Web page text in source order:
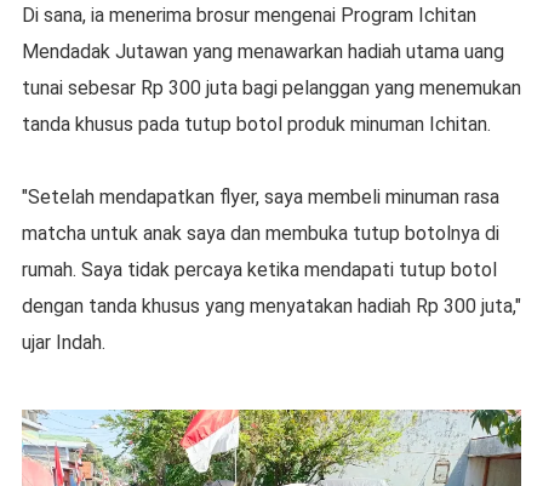
Di sana, ia menerima brosur mengenai Program Ichitan
Mendadak Jutawan yang menawarkan hadiah utama uang
tunai sebesar Rp 300 juta bagi pelanggan yang menemukan
tanda khusus pada tutup botol produk minuman Ichitan.
"Setelah mendapatkan flyer, saya membeli minuman rasa
matcha untuk anak saya dan membuka tutup botolnya di
rumah. Saya tidak percaya ketika mendapati tutup botol
dengan tanda khusus yang menyatakan hadiah Rp 300 juta,"
ujar Indah.